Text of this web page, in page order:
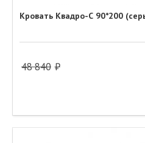
Кровать Квадро-С 90*200
48 840